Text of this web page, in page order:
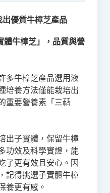
優質牛樟芝產品
體牛樟芝」，品質與營
多牛樟芝產品選用液
培養方法僅能栽培出
重要營養素「三萜
出子實體，保留牛樟
功效及科學實證，能
了更有效且安心。因
記得挑選子實體牛樟
養更有感。